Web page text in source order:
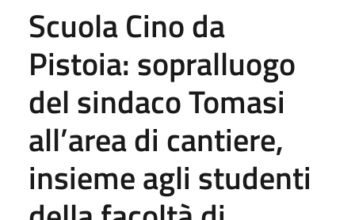
Scuola Cino da
Pistoia: sopralluogo
del sindaco Tomasi
all’area di cantiere,
insieme agli studenti